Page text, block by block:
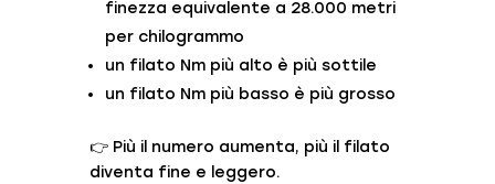
finezza equivalente a 28.000 metri
per chilogrammo
un filato Nm più alto è più sottile
un filato Nm più basso è più grosso
👉 Più il numero aumenta, più il filato
diventa fine e leggero.